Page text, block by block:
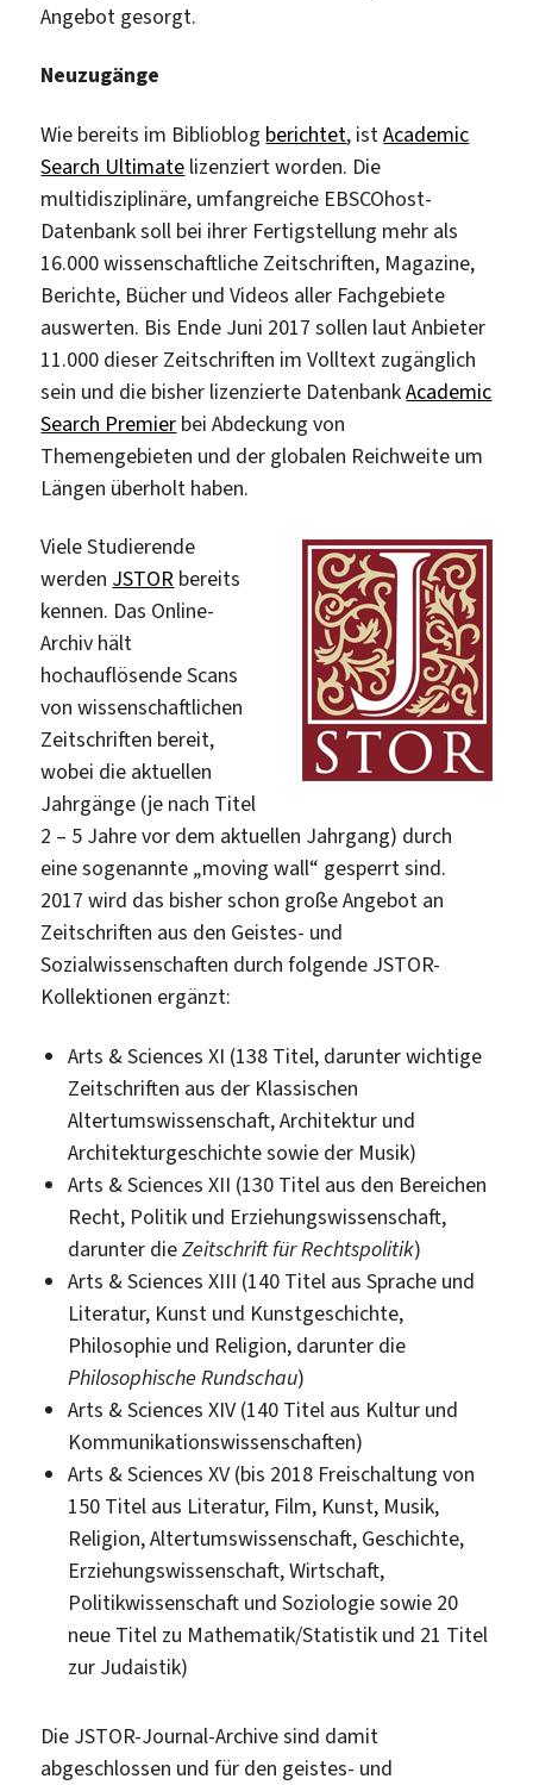
Angebot gesorgt.
Neuzugänge
Wie bereits im Biblioblog berichtet, istAcademic
Search Ultimate lizenziert worden. Die
multidisziplinäre, umfangreiche EBSCOhost-
Datenbank soll bei ihrer Fertigstellung mehr als
16.000 wissenschaftliche Zeitschriften, Magazine,
Berichte, Bücher und Videos aller Fachgebiete
auswerten. Bis Ende Juni 2017 sollen laut Anbieter
11.000 dieser Zeitschriften im Volltext zugänglich
sein und die bisher lizenzierte DatenbankAcademic
Search Premier bei Abdeckung von
Themengebieten und der globalen Reichweite um
Längen überholt haben.
Viele Studierende
werden JSTOR bereits
kennen. Das Online-
Archiv hält
hochauflösende Scans
von wissenschaftlichen
Zeitschriften bereit,
wobei die aktuellen
Jahrgänge (je nach Titel
2 – 5 Jahre vor dem aktuellen Jahrgang) durch
eine sogenannte „moving wall“ gesperrt sind.
2017 wird das bisher schon große Angebot an
Zeitschriften aus den Geistes- und
Sozialwissenschaften durch folgende JSTOR-
Kollektionen ergänzt:
Arts & Sciences XI (138 Titel, darunter wichtige
Zeitschriften aus der Klassischen
Altertumswissenschaft, Architektur und
Architekturgeschichte sowie der Musik)
Arts & Sciences XII (130 Titel aus den Bereichen
Recht, Politik und Erziehungswissenschaft,
darunter dieZeitschrift für Rechtspolitik)
Arts & Sciences XIII (140 Titel aus Sprache und
Literatur, Kunst und Kunstgeschichte,
Philosophie und Religion, darunter die
Philosophische Rundschau)
Arts & Sciences XIV (140 Titel aus Kultur und
Kommunikationswissenschaften)
Arts & Sciences XV (bis 2018 Freischaltung von
150 Titel aus Literatur, Film, Kunst, Musik,
Religion, Altertumswissenschaft, Geschichte,
Erziehungswissenschaft, Wirtschaft,
Politikwissenschaft und Soziologie sowie 20
neue Titel zu Mathematik/Statistik und 21 Titel
zur Judaistik)
Die JSTOR-Journal-Archive sind damit
abgeschlossen und für den geistes- und